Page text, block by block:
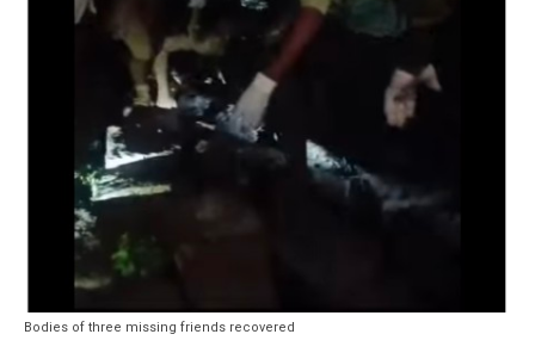
Bodies of three missing friends recovered